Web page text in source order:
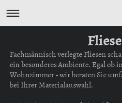
Fachmännisch verlegte Fliesen
ein besonderes Ambiente. Egal ob
Wohnzimmer - wir beraten Sie
bei Ihrer Materialauswahl.